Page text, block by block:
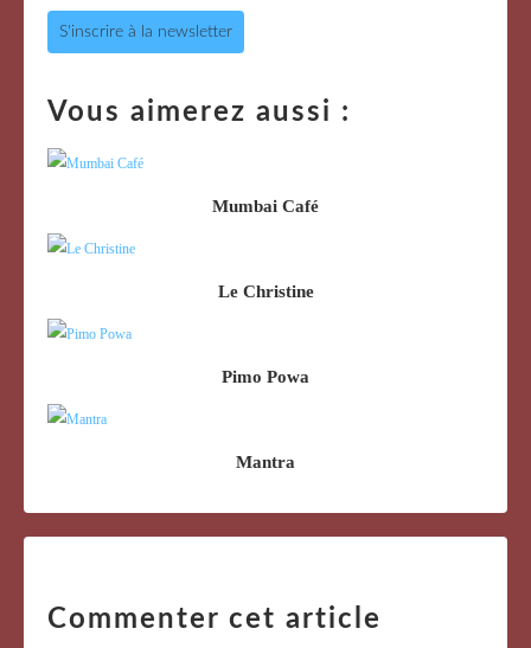
S'inscrire à la newsletter
Vous aimerez aussi :
Mumbai Café
Le Christine
Pimo Powa
Mantra
Commenter cet article